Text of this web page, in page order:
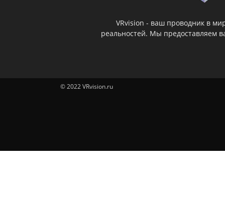
VRvision - ваш проводник в
реальностей. Мы предоставляем
© 2022 VRvision.ru